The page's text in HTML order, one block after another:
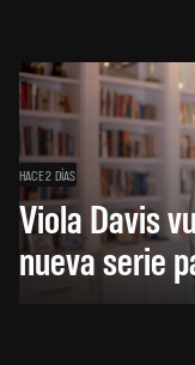
HACE 2 DÍAS
Viola Davis
nueva serie